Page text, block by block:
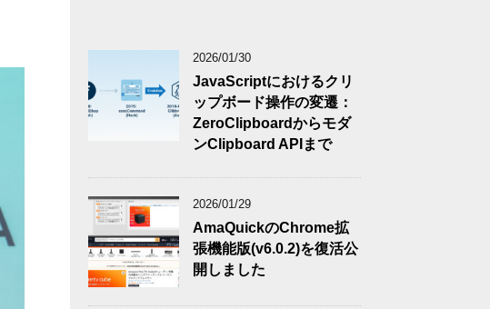
2026/01/30
JavaScriptにおけるクリ
ップボード操作の変遷：
ZeroClipboardからモダ
ンClipboard APIまで
2026/01/29
AmaQuickのChrome拡
張機能版(v6.0.2)を復活公
開しました